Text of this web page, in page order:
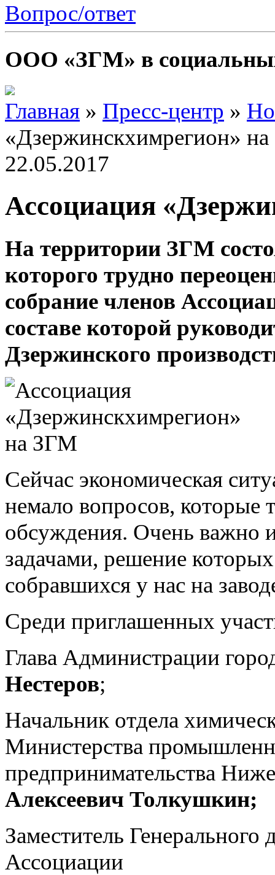
Вопрос/ответ
ООО «ЗГМ» в
Главная » Пресс-центр »
«Дзержинскхимрегион»
22.05.2017
Ассоциация
На территории ЗГМ
которого трудно
собрание членов
составе которой
Дзержинского
Сейчас экономическая
немало вопросов, которые
обсуждения. Очень важно
задачами, решение
собравшихся у нас на
Среди приглашенных
Глава Администрации
Нестеров;
Начальник отдела
Министерства
предпринимательства
Алексеевич Толкушкин;
Заместитель
Ассоциации